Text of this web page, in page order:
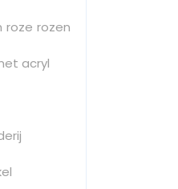
roze rozen
acryl